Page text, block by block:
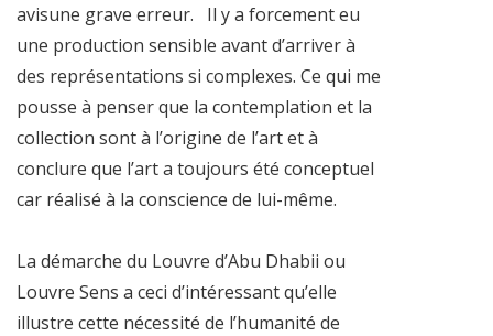
avisune grave erreur. Il y a forcement eu
une production sensible avant d’arriver à
des représentations si complexes. Ce qui me
pousse à penser que la contemplation et la
collection sont à l’origine de l’art et à
conclure que l’art a toujours été conceptuel
car réalisé à la conscience de lui-même.
La démarche du Louvre d’Abu Dhabii ou
Louvre Sens a ceci d’intéressant qu’elle
illustre cette nécessité de l’humanité de